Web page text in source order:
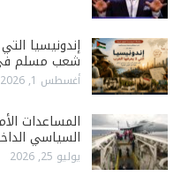
إندونيسيا
شعب مسلم
أغسطس 1, 2026
المساعدات
السياسي
يوليو 25, 2026